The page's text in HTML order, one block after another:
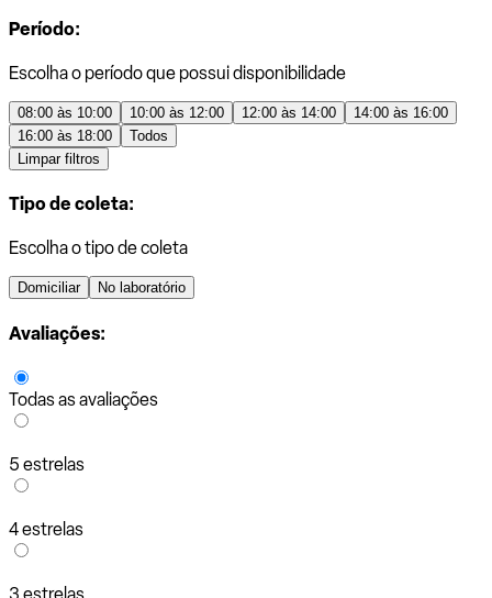
Período:
Escolha o período que possui disponibilidade
08:00 às 10:00 10:00 às 12:00 12:00 às 14:00
14:00 às 16:00
16:00 às 18:00
Todos
Limpar filtros
Tipo de coleta:
Escolha o tipo de coleta
Domiciliar No laboratório
Avaliações:
Todas as avaliações
5 estrelas
4 estrelas